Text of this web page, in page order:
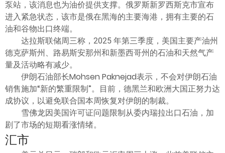
泵站，该消息也为油价提供支撑。俄罗斯新罗西斯克市宣布
进入紧急状态，该市是俄在黑海的主要海港，拥有主要的石
油和谷物出口终端。
达拉斯联储周三称，2025 年第三季度，美国主要产油州
德克萨斯州、路易斯安那州和新墨西哥州的石油和天然气产
量及活动略有减少。
伊朗石油部长Mohsen Paknejad表示，不会对伊朗石油
销售施加“新的繁重限制”。目前，德黑兰和欧洲大国正努力达
成协议，以避免联合国本周恢复对伊朗的制裁。
雪佛龙因美国许可证问题限制从委内瑞拉出口石油，加
剧了市场的短期看涨情绪。
汇市